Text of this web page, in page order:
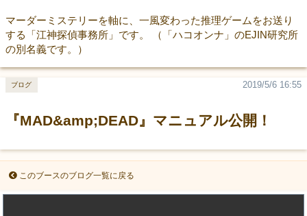
マーダーミステリーを軸に、一風変わった推理ゲームをお送り
する「江神探偵事務所」です。 （「ハコオンナ」のEJIN研究所
の別名義です。）
『MAD&amp;DEAD』マニュアル公開！
2019/5/6 16:55
ブログ
このブースのブログ一覧に戻る